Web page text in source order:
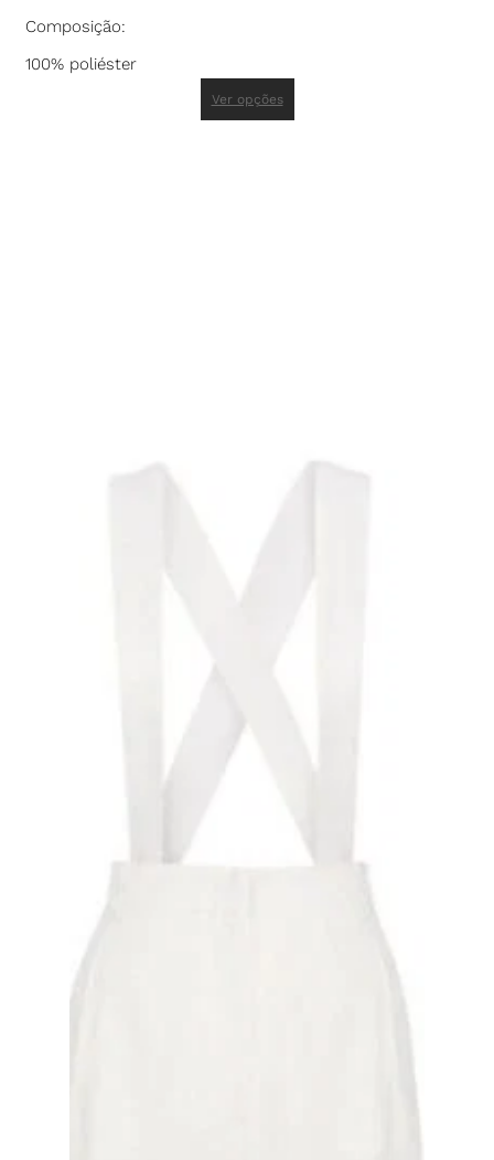
Composição:
100% poliéster
Ver opções